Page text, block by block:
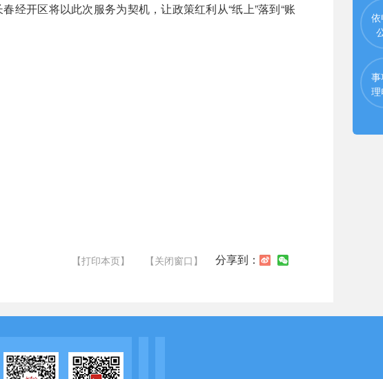
开区将以此次服务为契机，让政策红利从“纸上”落到“账
【打印本页】 【关闭窗口】 分享到：